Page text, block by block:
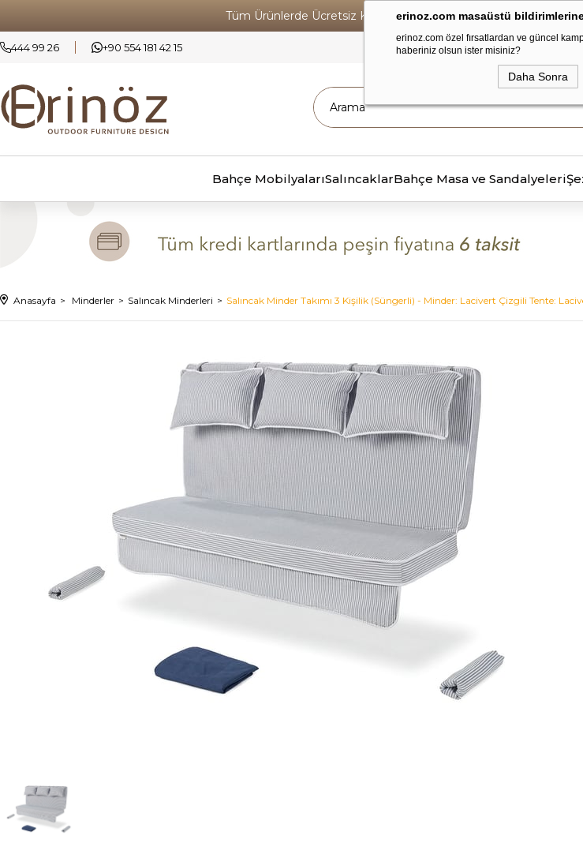
erinoz.com masaüstü
erinoz.com özel fırsatlardan ve güncel
haberiniz olsun ister misiniz?
Daha Sonra
Tüm Ürünlerde Ücretsiz Kargo • Vade Farksız 6 Taksit ! •
444 99 26 +90 554 181 42 15
Bahçe MobilyalarıSalıncaklarBahçe Masa ve Sandalyeleri
Anasayfa Minderler Salıncak Minderleri Salıncak Minder Takımı 3 Kişilik (Süngerli) - Minder: Lacivert Çizgili Tente: